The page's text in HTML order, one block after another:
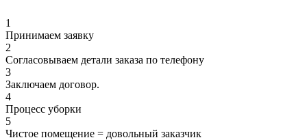
1
Принимаем заявку
2
Согласовываем детали заказа по телефону
3
Заключаем договор.
4
Процесс уборки
5
Чистое помещение = довольный заказчик